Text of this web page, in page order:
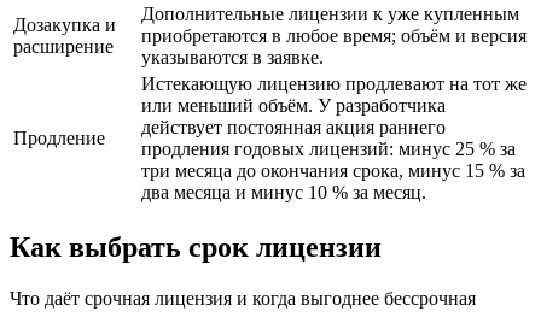
Дозакупка и
расширение
Дополнительные лицензии к уже купленным
приобретаются в любое время; объём и версия
указываются в заявке.
Продление
Истекающую лицензию продлевают на тот же
или меньший объём. У разработчика
действует постоянная акция раннего
продления годовых лицензий: минус 25 % за
три месяца до окончания срока, минус 15 % за
два месяца и минус 10 % за месяц.
Как выбрать срок лицензии
Что даёт срочная лицензия и когда выгоднее бессрочная